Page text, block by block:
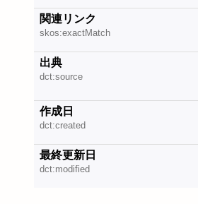
関連リンク
skos:exactMatch
出典
dct:source
作成日
dct:created
最終更新日
dct:modified